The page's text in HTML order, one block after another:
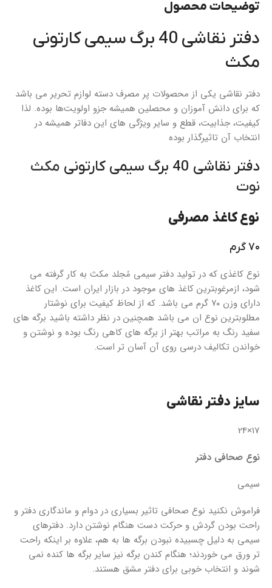
توضیحات محصول
دفتر نقاشی 40 برگ سیمی کارتونی
مکث
دفتر نقاشی یکی از محصولات پر مصرف دسته لوازم تحریر می باشد
که برای دانش آموزان و محصلین همیشه جزو اولویت‌ها بوده. لذا
کیفیت، جذابیت، قطع و سایر ویژگی های این دفاتر همیشه در
انتخاب آن تاثیرگذار بوده
دفتر نقاشی 40 برگ سیمی کارتونی
مکث
نوت
نوع کاغذ مصرفی
۷۰ گرم
نوع کاغذی که در تولید دفتر سیمی مُجلد مکث به کار گرفته می
شود، ازمرغوبترین کاغذ های موجود در بازار ایران است. این کاغذ
دارای وزن ۷۰ گرم می باشد. که از لحاظ کیفیت برای نوشتار
مطلوبترین نوع ان می باشد همچنین در نظر داشته باشید برگه های
سفید رنگ به مراتب بهتر از برگه های کاهی رنگ بوده و نوشتن و
خواندن تکالیف درسی روی آن آسان تر است.
سایز دفتر نقاشی
17×24
نوع صحافی دفتر
سیمی
فراموش نکنید نوع صحافی تاثیر بسیاری در دوام و ماندگاری دفتر و
راحت بودن گردش و حرکت دست هنگام نوشتن دارد. دفترهای
سیمی به دلیل چسبیده نبودن برگه ها به هم، علاوه بر اینکه راحت
تر ورق می خوردند؛ هنگام کندن برگه نیز سایر برگه ها کنده نمی
شوند و انتخاب خوبی برای دفتر مشق هستند.